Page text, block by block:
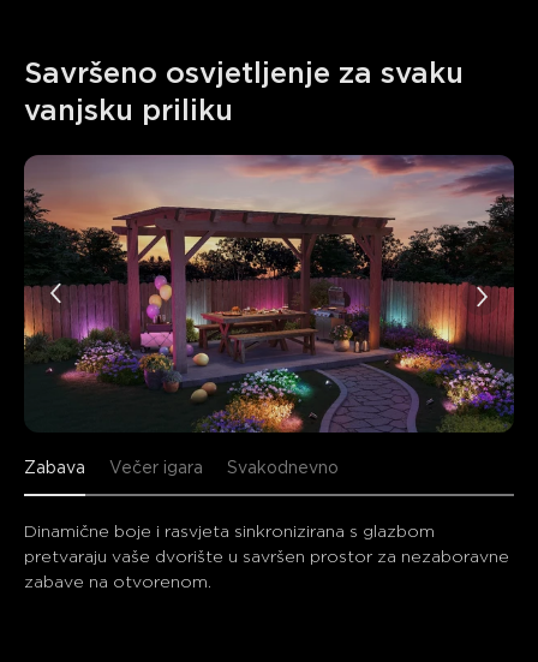
Savršeno osvjetljenje za svaku
vanjsku priliku
Zabava Večer igara Svakodnevno
Dinamične boje i rasvjeta sinkronizirana s glazbom
pretvaraju vaše dvorište u savršen prostor za nezaboravne
zabave na otvorenom.